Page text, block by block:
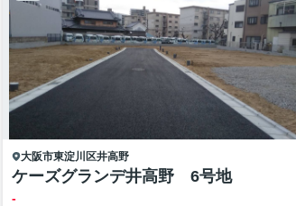
大阪市東淀川区井高野
ケーズグランデ井高野 6号地
-